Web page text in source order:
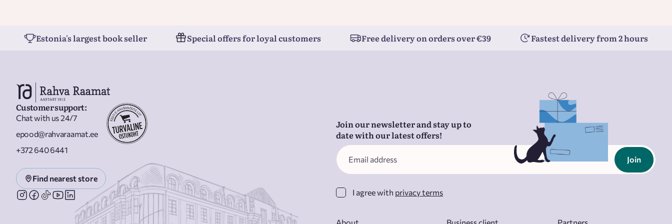
11. Üks udulugu 03:29
12. Ise olengi laul 03:35
Estonia's largest book seller Special offers for loyal customers Free delivery on orders over €39 Fastest delivery from 2 hours
Customer support:
Chat with us 24/7
epood@rahvaraamat.ee
+372 640 6441
Find nearest store
Join our newsletter and stay up to
date with our latest offers!
Join
I agree with privacy terms